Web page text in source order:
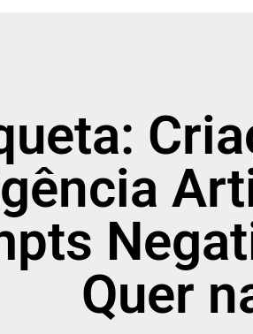
Quer